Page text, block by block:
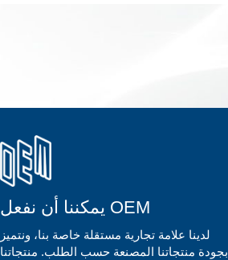
يمكننا أن نفعل OEM
لدينا علامة تجارية مستقلة خاصة بنا، ونتميز
بجودة منتجاتنا المصنعة حسب الطلب. منتجاتنا